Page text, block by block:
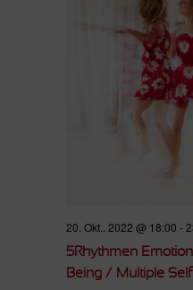
20. Okt.. 2022 @ 18:00 -
5Rhythmen
Being / Multiple